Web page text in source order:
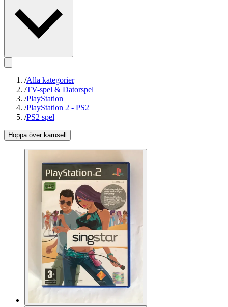
/Alla kategorier
/TV-spel & Datorspel
/PlayStation
/PlayStation 2 - PS2
/PS2 spel
Hoppa över karusell